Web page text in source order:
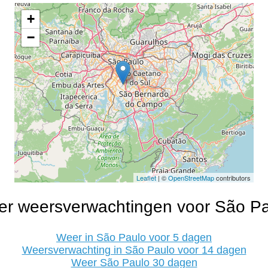
+
−
Leaflet| ©OpenStreetMapcontributors
weersverwachtingen voor São
Weer in São Paulo voor 5 dagen
Weersverwachting in São Paulo voor 14 dagen
Weer São Paulo 30 dagen